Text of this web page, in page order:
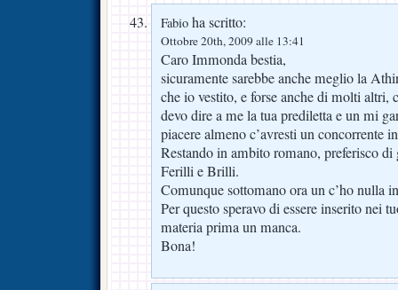
Fabio ha scritto:
Ottobre 20th, 2009 alle 13:41
Caro Immonda bestia,
sicuramente sarebbe anche meglio la
che io vestito, e forse anche di molti
devo dire a me la tua prediletta e un mi
piacere almeno c’avresti un concorrente
Restando in ambito romano, preferisco di
Ferilli e Brilli.
Comunque sottomano ora un c’ho nulla
Per questo speravo di essere inserito nei
materia prima un manca.
Bona!